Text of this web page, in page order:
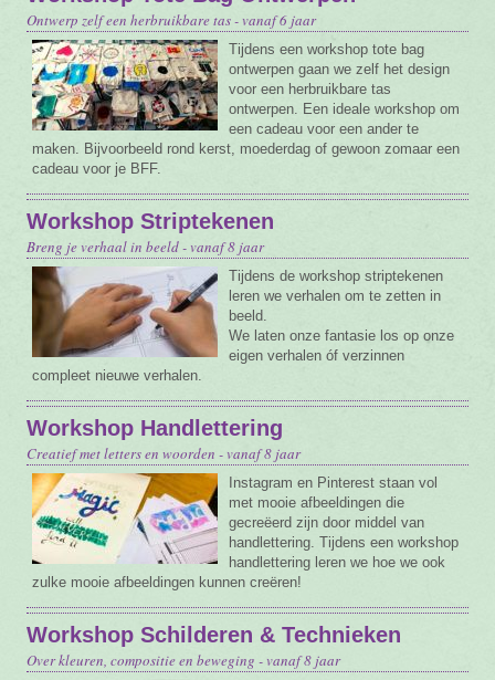
Ontwerp zelf een herbruikbare tas - vanaf 6 jaar
Tijdens een workshop tote bag
ontwerpen gaan we zelf het design
voor een herbruikbare tas
ontwerpen. Een ideale workshop om
een cadeau voor een ander te
maken. Bijvoorbeeld rond kerst, moederdag of gewoon zomaar een
cadeau voor je BFF.
Workshop Striptekenen
Breng je verhaal in beeld - vanaf 8 jaar
Tijdens de workshop striptekenen
leren we verhalen om te zetten in
beeld.
We laten onze fantasie los op onze
eigen verhalen óf verzinnen
compleet nieuwe verhalen.
Workshop Handlettering
Creatief met letters en woorden - vanaf 8 jaar
Instagram en Pinterest staan vol
met mooie afbeeldingen die
gecreëerd zijn door middel van
handlettering. Tijdens een workshop
handlettering leren we hoe we ook
zulke mooie afbeeldingen kunnen creëren!
Workshop Schilderen & Technieken
Over kleuren, compositie en beweging - vanaf 8 jaar